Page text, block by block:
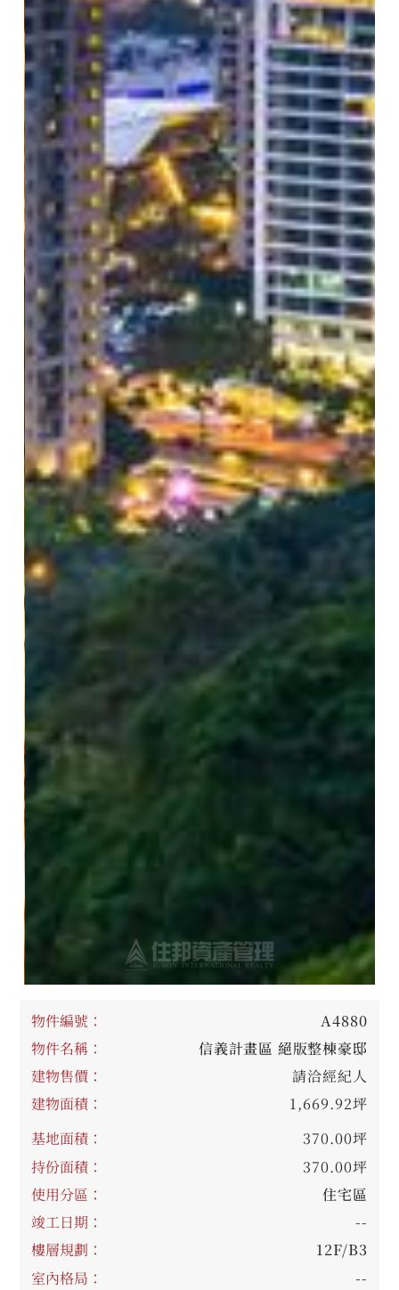
物件編號：
A4880
物件名稱：
信義計畫區 絕版整棟豪邸
建物售價：
請洽經紀人
建物面積：
1,669.92坪
基地面積：
370.00坪
持份面積：
370.00坪
使用分區：
住宅區
竣工日期：
--
樓層規劃：
12F/B3
室內格局：
--